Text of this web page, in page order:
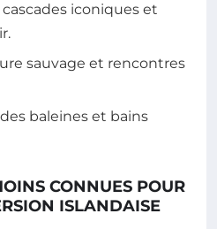
cascades iconiques et
sauvage et rencontres
baleines et bains
CONNUES POUR
ISLANDAISE